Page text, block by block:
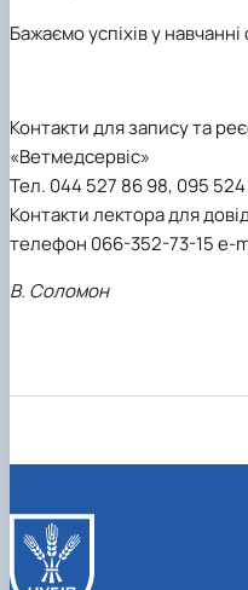
Бажаємо успіхів у
Контакти для запису та
«Ветмедсервіс»
Тел. 044 527 86 98, 095
Контакти лектора для
телефон 066-352-73-15 e-
В. Соломон